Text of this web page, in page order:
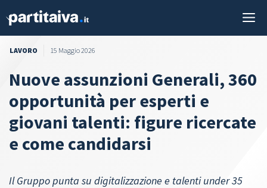
LAVORO 15 Maggio 2026
Nuove assunzioni Generali, 360
opportunità per esperti e
giovani talenti: figure ricercate
e come candidarsi
Il Gruppo punta su digitalizzazione e talenti under 35